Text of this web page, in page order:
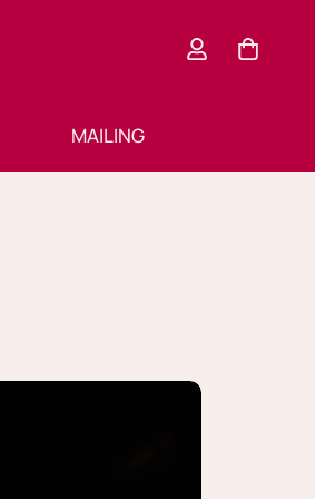
MAILING